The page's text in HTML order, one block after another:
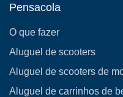
Pensacola
O que fazer
Aluguel de scooters
Aluguel de scooters de
Aluguel de carrinhos de